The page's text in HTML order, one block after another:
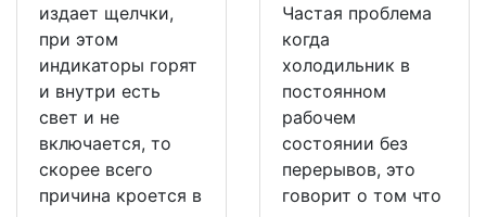
издает щелчки,
при этом
индикаторы горят
и внутри есть
свет и не
включается, то
скорее всего
причина кроется в
Частая проблема
когда
холодильник в
постоянном
рабочем
состоянии без
перерывов, это
говорит о том что